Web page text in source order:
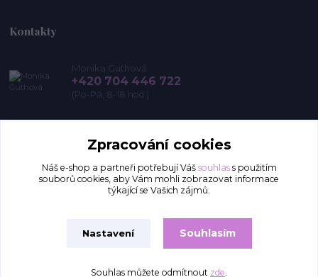
Kontakty
Monika Guthová
+420 704 446 722
(Po-Pá, 8-18 hod.)
Upravit sběr cookies.
Zpracování cookies
Náš e-shop a partneři potřebují Váš souhlass použitím
souborů cookies, aby Vám mohli zobrazovat informace
týkající se Vašich zájmů.
Nastavení Souhlasím
Souhlas můžete odmítnout zde